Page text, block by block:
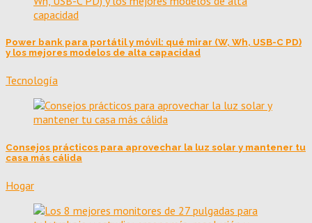
Power bank para portátil y móvil: qué mirar (W, Wh, USB-C PD)
y los mejores modelos de alta capacidad
Tecnología
Consejos prácticos para aprovechar la luz solar y mantener tu
casa más cálida
Hogar